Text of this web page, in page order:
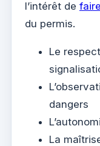
l’intérêt de
du permis.
Le
dangers
La